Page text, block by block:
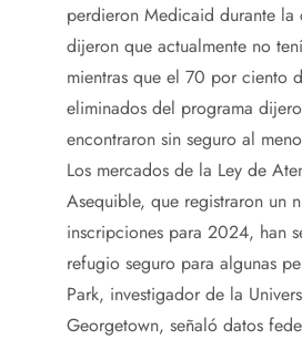
perdieron Medicaid durante la
dijeron que actualmente no
mientras que el 70 por ciento
eliminados del programa
encontraron sin seguro al
Los mercados de la Ley de
Asequible, que registraron un
inscripciones para 2024, han
refugio seguro para algunas
Park, investigador de la
Georgetown, señaló datos